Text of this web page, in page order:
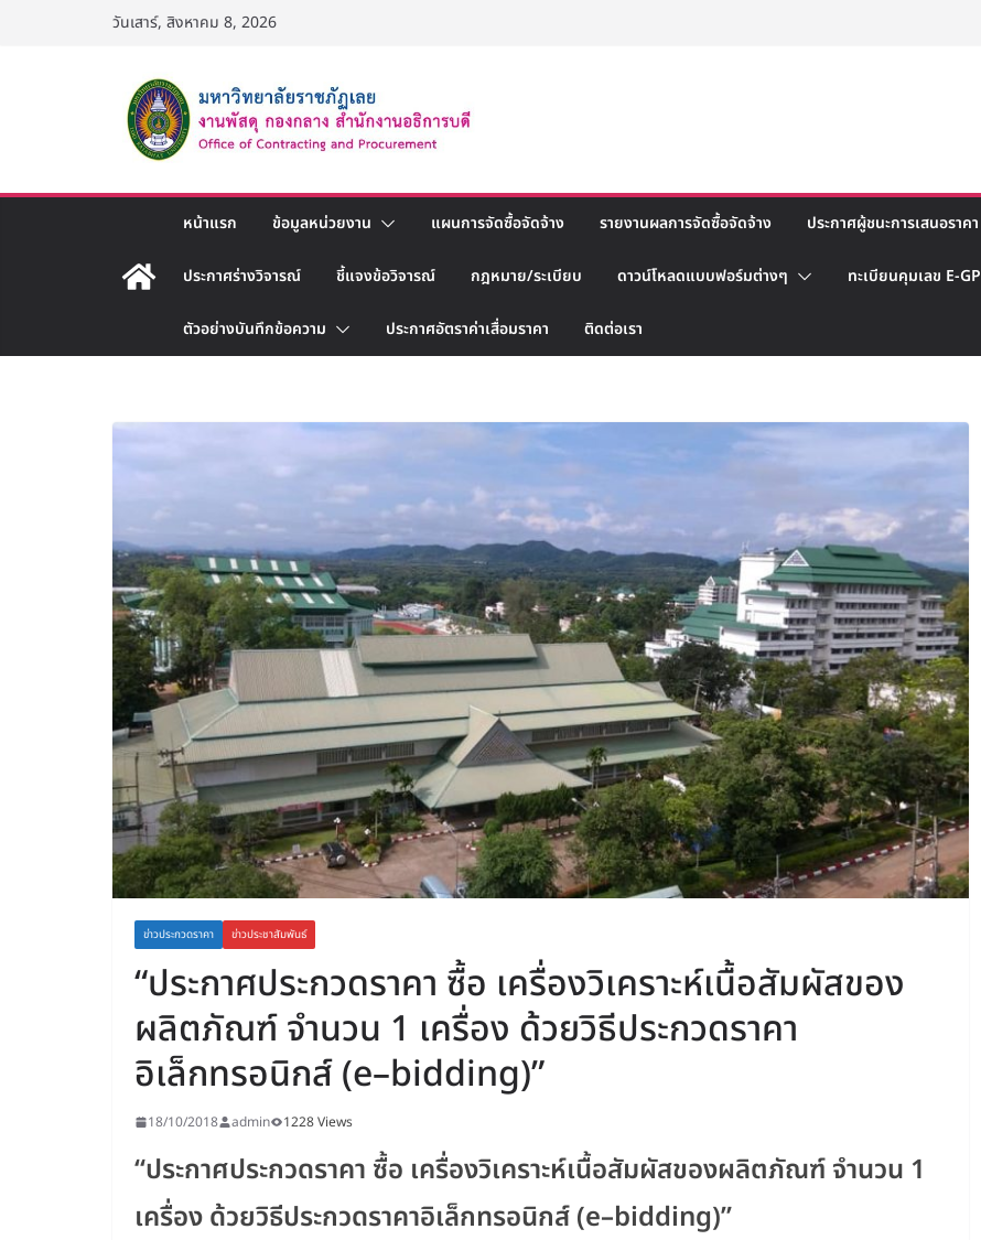
วันเสาร์, สิงหาคม 8, 2026
หน้าแรก ข้อมูลหน่วยงาน แผนการจัดซื้อจัดจ้าง รายงานผลการจัดซื้อจัดจ้าง ประกาศผู้ชนะการเสนอราคา
ประกาศร่างวิจารณ์ ชี้แจงข้อวิจารณ์ กฎหมาย/ระเบียบ ดาวน์โหลดแบบฟอร์มต่างๆ ทะเบียนคุมเลข E-GP
ตัวอย่างบันทึกข้อความ ประกาศอัตราค่าเสื่อมราคา ติดต่อเรา
ข่าวประกวดราคา ข่าวประชาสัมพันธ์
“ประกาศประกวดราคา ซื้อ เครื่องวิเคราะห์เนื้อสัมผัสของ
ผลิตภัณฑ์ จำนวน 1 เครื่อง ด้วยวิธีประกวดราคา
อิเล็กทรอนิกส์ (e–bidding)”
18/10/2018 admin 1228 Views
“ประกาศประกวดราคา ซื้อ เครื่องวิเคราะห์เนื้อสัมผัสของผลิตภัณฑ์ จำนวน 1
เครื่องด้วยวิธีประกวดราคาอิเล็กทรอนิกส์ (e–bidding)”